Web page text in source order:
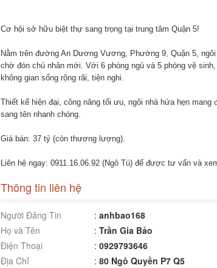
Cơ hội sở hữu biệt thự sang trọng tại trung tâm Quận 5!
Nằm trên đường An Dương Vương, Phường 9, Quận 5,
chờ đón chủ nhân mới. Với 6 phòng ngủ và 5 phòng vệ
không gian sống rộng rãi, tiện nghi.
Thiết kế hiện đại, công năng tối ưu, ngôi nhà hứa hẹn
sang tên nhanh chóng.
Giá bán: 37 tỷ (còn thương lượng).
Liên hệ ngay: 0911.16.06.92 (Ngô Tú) để được tư vấn và
Thông tin liên hệ
Người Đăng Tin : anhbao168
Họ và Tên
: Trần Gia Bảo
Điện Thoại
: 0929793646
Địa Chỉ
: 80 Ngô Quyền P7 Q5